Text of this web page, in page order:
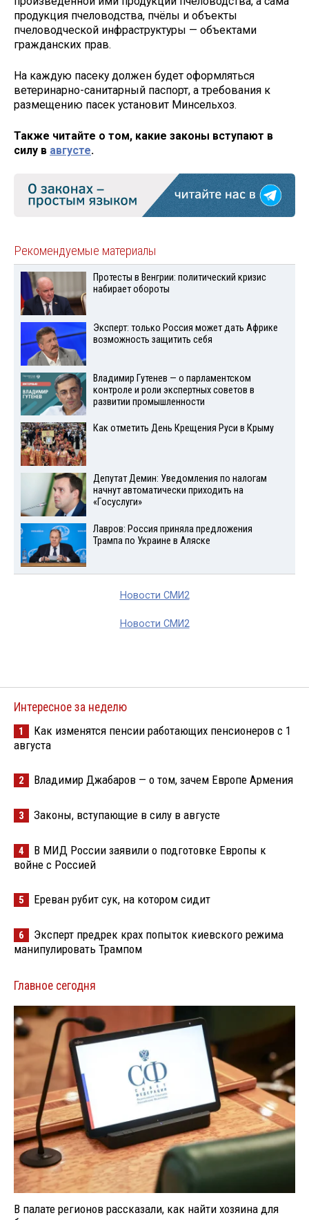
продукция пчеловодства, пчёлы и объекты
пчеловодческой инфраструктуры — объектами
гражданских прав.
На каждую пасеку должен будет оформляться
ветеринарно-санитарный паспорт, а требования к
размещению пасек установит Минсельхоз.
Также читайте о том, какие законы вступают в
силу в августе.
Рекомендуемые материалы
Протесты в Венгрии: политический кризис
набирает обороты
Эксперт: только Россия может дать Африке
возможность защитить себя
Владимир Гутенев — о парламентском
контроле и роли экспертных советов в
развитии промышленности
Как отметить День Крещения Руси в Крыму
Депутат Демин: Уведомления по налогам
начнут автоматически приходить на
«Госуслуги»
Лавров: Россия приняла предложения
Трампа по Украине в Аляске
Новости СМИ2
Новости СМИ2
Интересное за неделю
1
Как изменятся пенсии работающих пенсионеров с 1
августа
2 Владимир Джабаров — о том, зачем Европе Армения
3 Законы, вступающие в силу в августе
4
В МИД России заявили о подготовке Европы к
войне с Россией
5 Ереван рубит сук, на котором сидит
6
Эксперт предрек крах попыток киевского режима
манипулировать Трампом
Главное сегодня
В палате регионов рассказали, как найти хозяина для